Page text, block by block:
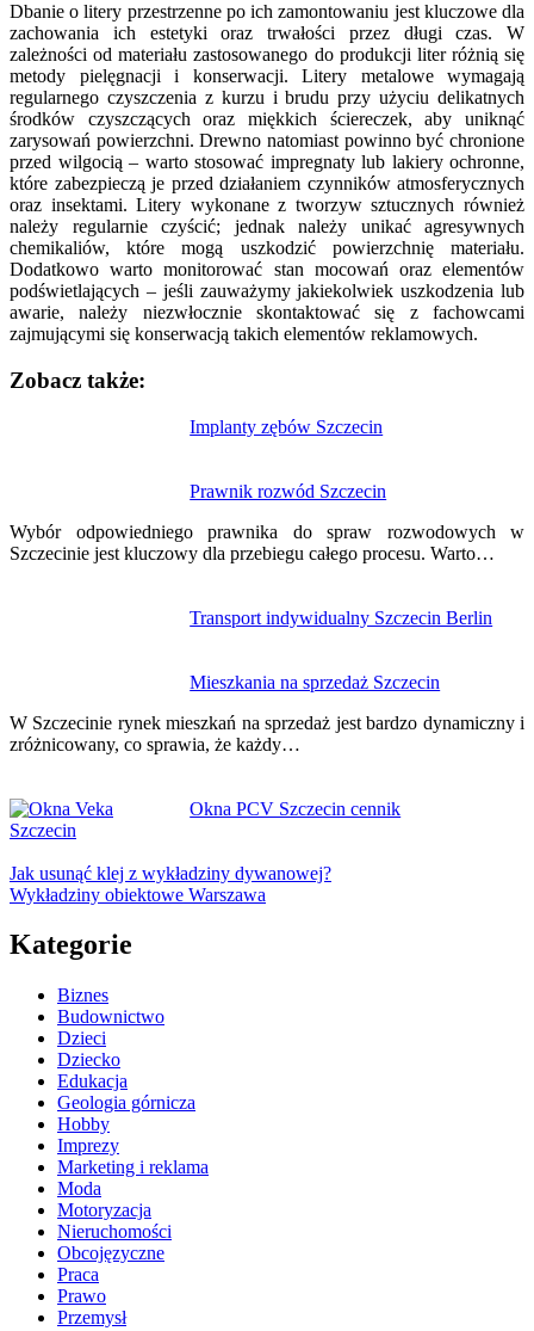
Dbanie o litery przestrzenne po ich zamontowaniu jest kluczowe dla
zachowania ich estetyki oraz trwałości przez długi czas. W
zależności od materiału zastosowanego do produkcji liter różnią się
metody pielęgnacji i konserwacji. Litery metalowe wymagają
regularnego czyszczenia z kurzu i brudu przy użyciu delikatnych
środków czyszczących oraz miękkich ściereczek, aby uniknąć
zarysowań powierzchni. Drewno natomiast powinno być chronione
przed wilgocią – warto stosować impregnaty lub lakiery ochronne,
które zabezpieczą je przed działaniem czynników atmosferycznych
oraz insektami. Litery wykonane z tworzyw sztucznych również
należy regularnie czyścić; jednak należy unikać agresywnych
chemikaliów, które mogą uszkodzić powierzchnię materiału.
Dodatkowo warto monitorować stan mocowań oraz elementów
podświetlających – jeśli zauważymy jakiekolwiek uszkodzenia lub
awarie, należy niezwłocznie skontaktować się z fachowcami
zajmującymi się konserwacją takich elementów reklamowych.
Zobacz także:
Implanty zębów Szczecin
Prawnik rozwód Szczecin
Wybór odpowiedniego prawnika do spraw rozwodowych w
Szczecinie jest kluczowy dla przebiegu całego procesu. Warto…
Transport indywidualny Szczecin Berlin
Mieszkania na sprzedaż Szczecin
W Szczecinie rynek mieszkań na sprzedaż jest bardzo dynamiczny i
zróżnicowany, co sprawia, że każdy…
Okna PCV Szczecin cennik
Jak usunąć klej z wykładziny dywanowej?
Wykładziny obiektowe Warszawa
Kategorie
Biznes
Budownictwo
Dzieci
Dziecko
Edukacja
Geologia górnicza
Hobby
Imprezy
Marketing i reklama
Moda
Motoryzacja
Nieruchomości
Obcojęzyczne
Praca
Prawo
Przemysł